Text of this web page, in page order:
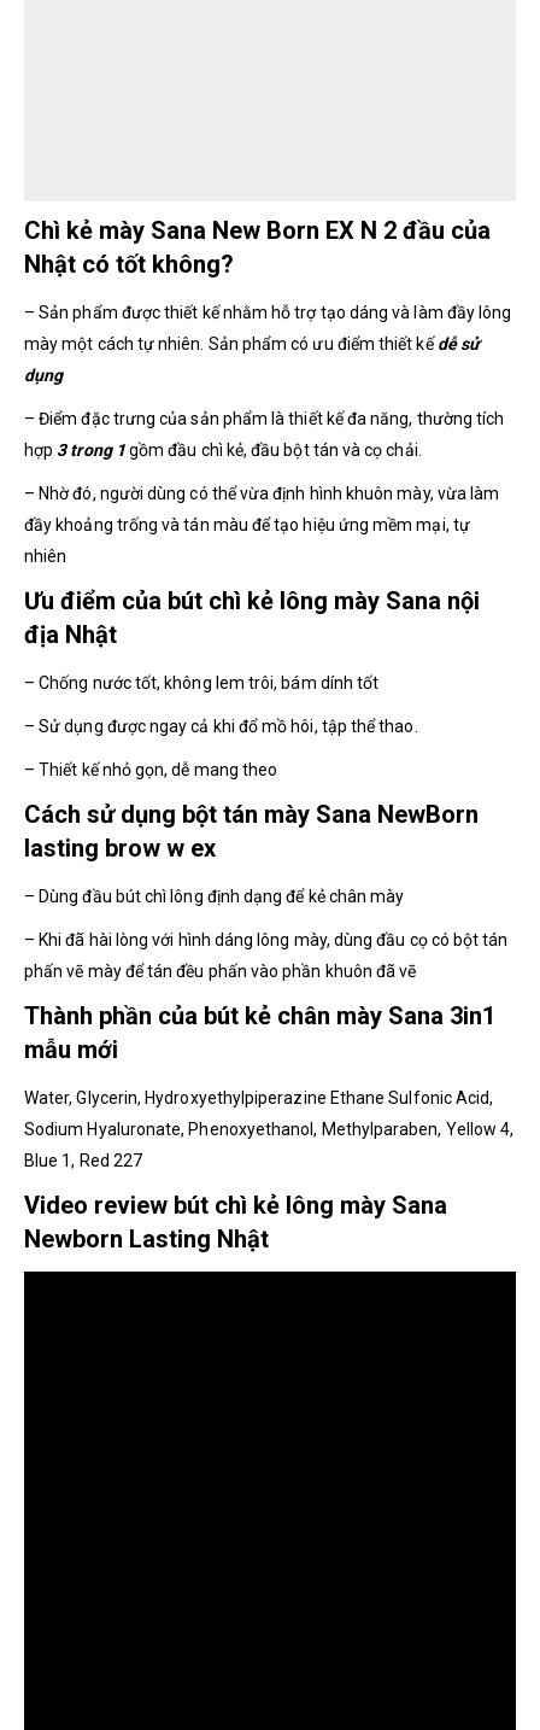
Chì kẻ mày Sana New Born EX N 2 đầu của
Nhật có tốt không?
– Sản phẩm được thiết kế nhằm hỗ trợ tạo dáng và làm đầy lông
mày một cách tự nhiên. Sản phẩm có ưu điểm thiết kếdễ sử
dụng
– Điểm đặc trưng của sản phẩm là thiết kế đa năng, thường tích
hợp 3 trong 1gồm đầu chì kẻ, đầu bột tán và cọ chải.
– Nhờ đó, người dùng có thể vừa định hình khuôn mày, vừa làm
đầy khoảng trống và tán màu để tạo hiệu ứng mềm mại, tự
nhiên
Ưu điểm của bút chì kẻ lông mày Sana nội
địa Nhật
– Chống nước tốt, không lem trôi, bám dính tốt
– Sử dụng được ngay cả khi đổ mồ hôi, tập thể thao.
– Thiết kế nhỏ gọn, dễ mang theo
Cách sử dụng bột tán mày Sana NewBorn
lasting brow w ex
– Dùng đầu bút chì lông định dạng để kẻ chân mày
– Khi đã hài lòng với hình dáng lông mày, dùng đầu cọ có bột tán
phấn vẽ mày để tán đều phấn vào phần khuôn đã vẽ
Thành phần của bút kẻ chân mày Sana 3in1
mẫu mới
Water, Glycerin, Hydroxyethylpiperazine Ethane Sulfonic Acid,
Sodium Hyaluronate, Phenoxyethanol, Methylparaben, Yellow 4,
Blue 1, Red 227
Video review bút chì kẻ lông mày Sana
Newborn Lasting Nhật